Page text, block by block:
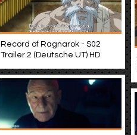
Record of Ragnarok - S02
Trailer 2 (Deutsche UT) HD